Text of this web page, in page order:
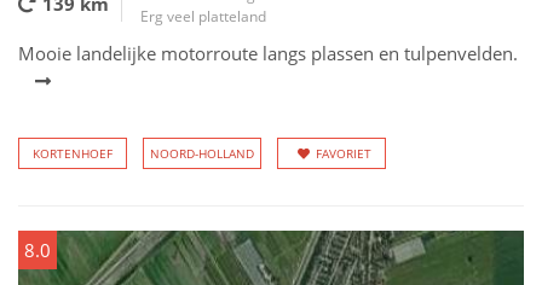
Erg veel platteland
Mooie landelijke motorroute langs plassen en tulpenvelden.
KORTENHOEF NOORD-HOLLAND FAVORIET
8.0